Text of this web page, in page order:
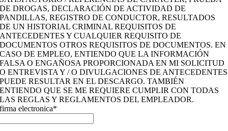
DE DROGAS, DECLARACIÓN DE ACTIVIDAD DE
PANDILLAS, REGISTRO DE CONDUCTOR, RESULTADOS
DE UN HISTORIAL CRIMINAL REQUISITOS DE
ANTECEDENTES Y CUALQUIER REQUISITO DE
DOCUMENTOS OTROS REQUISITOS DE DOCUMENTOS. EN
CASO DE EMPLEO, ENTIENDO QUE LA INFORMACIÓN
FALSA O ENGAÑOSA PROPORCIONADA EN MI SOLICITUD
O ENTREVISTA Y / O DIVULGACIONES DE ANTECEDENTES
PUEDE RESULTAR EN EL DESCARGO. TAMBIÉN
ENTIENDO QUE SE ME REQUIERE CUMPLIR CON TODAS
LAS REGLAS Y REGLAMENTOS DEL EMPLEADOR.
firma electronica*